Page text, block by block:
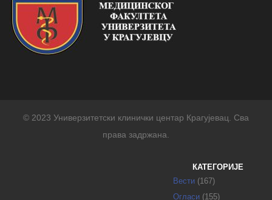
© 2023 Универзитетски клинички центар Крагујевац. Сва
права задржана.
КАТЕГОРИЈЕ
Вести (167)
Огласи (155)